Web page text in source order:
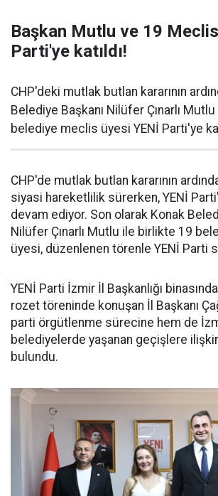
Başkan Mutlu ve 19
Parti'ye katıldı!
CHP'deki mutlak butlan kararının
Belediye Başkanı Nilüfer Çınarlı
belediye meclis üyesi YENİ Parti'ye
CHP'de mutlak butlan kararının
siyasi hareketlilik sürerken, YENİ
devam ediyor. Son olarak Konak
Nilüfer Çınarlı Mutlu ile birlikte 19
üyesi, düzenlenen törenle YENİ Parti
YENİ Parti İzmir İl Başkanlığı
rozet töreninde konuşan İl Başkanı
parti örgütlenme sürecine hem de
belediyelerde yaşanan geçişlere
bulundu.